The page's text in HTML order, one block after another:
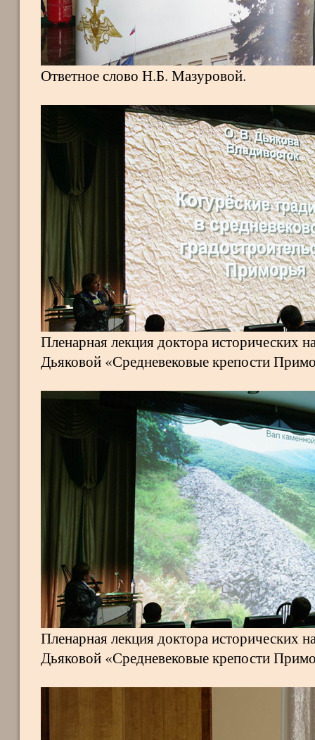
Ответное слово Н.Б. Мазуровой.
Пленарная лекция доктора исторических
Дьяковой «Средневековые крепости
Пленарная лекция доктора исторических
Дьяковой «Средневековые крепости